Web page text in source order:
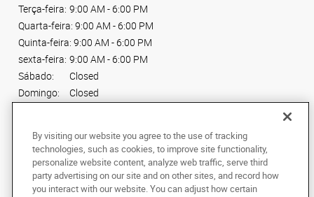
Terça-feira: 9:00 AM - 6:00 PM
Quarta-feira: 9:00 AM - 6:00 PM
Quinta-feira: 9:00 AM - 6:00 PM
sexta-feira: 9:00 AM - 6:00 PM
Sábado:
Closed
Domingo:
Closed
By visiting our website you agree to the use of tracking
technologies, such as cookies, to improve site functionality,
personalize website content, analyze web traffic, serve third
party advertising on our site and on other sites, and record how
you interact with our website. You can adjust how certain